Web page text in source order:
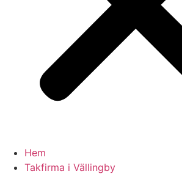
Hem
Takfirma i Vällingby